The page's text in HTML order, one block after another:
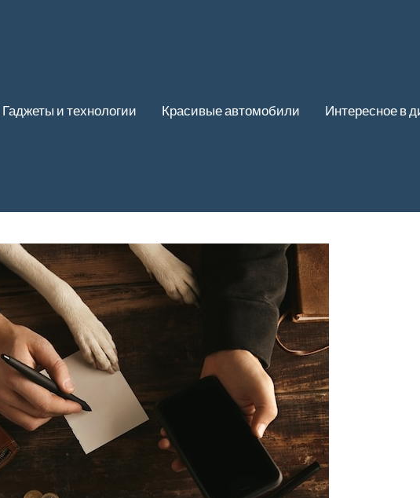
Гаджеты и технологии Красивые автомобили Интересное в